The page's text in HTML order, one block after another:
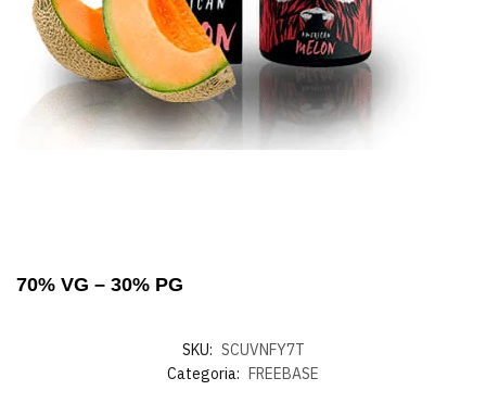
70% VG – 30% PG
SKU: SCUVNFY7T
Categoria: FREEBASE